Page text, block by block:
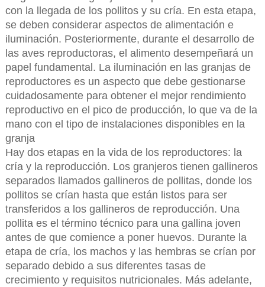
con la llegada de los pollitos y su cría. En esta etapa,
se deben considerar aspectos de alimentación e
iluminación. Posteriormente, durante el desarrollo de
las aves reproductoras, el alimento desempeñará un
papel fundamental. La iluminación en las granjas de
reproductores es un aspecto que debe gestionarse
cuidadosamente para obtener el mejor rendimiento
reproductivo en el pico de producción, lo que va de la
mano con el tipo de instalaciones disponibles en la
granja
Hay dos etapas en la vida de los reproductores: la
cría y la reproducción. Los granjeros tienen gallineros
separados llamados gallineros de pollitas, donde los
pollitos se crían hasta que están listos para ser
transferidos a los gallineros de reproducción. Una
pollita es el término técnico para una gallina joven
antes de que comience a poner huevos. Durante la
etapa de cría, los machos y las hembras se crían por
separado debido a sus diferentes tasas de
crecimiento y requisitos nutricionales. Más adelante,